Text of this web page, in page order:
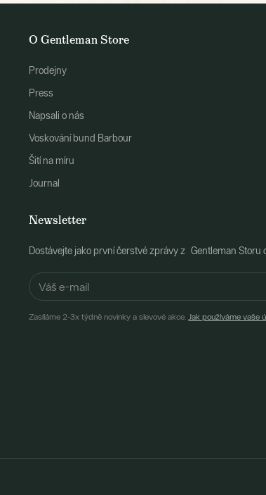
O Gentleman Store
Prodejny
Press
Napsali o nás
Voskování bund Barbour
Šití na míru
Journal
Newsletter
Dostávejte jako první čerstvé zprávy z Gentleman
Zasíláme 2-3x týdně novinky a slevové akce. Jak používáme vaše